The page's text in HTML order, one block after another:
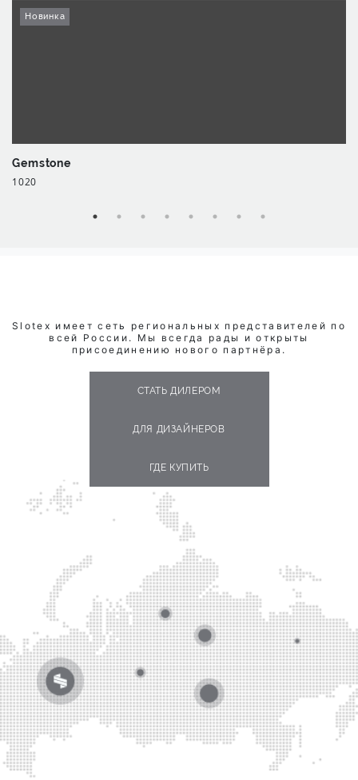
Новинка
Gemstone
1020
Slotex имеет сеть региональных представителей по
всей России. Мы всегда рады и открыты
присоединению нового партнёра.
СТАТЬ ДИЛЕРОМ
ДЛЯ ДИЗАЙНЕРОВ
ГДЕ КУПИТЬ